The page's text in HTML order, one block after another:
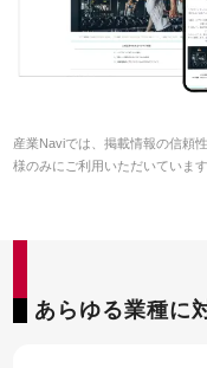
産業Naviでは、掲載情報の信頼
様のみにご利用いただいています
あらゆる業種に